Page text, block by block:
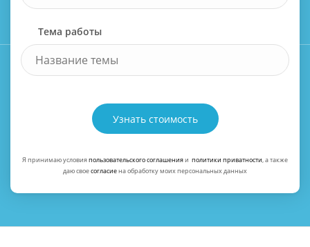
Тема работы
Узнать стоимость
Я принимаю условияпользовательского соглашенияи политики приватности, а также
даю своесогласиена обработку моих персональных данных